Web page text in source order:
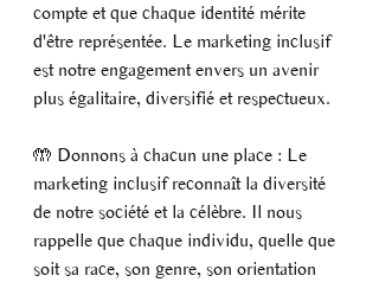
compte et que chaque identité mérite
d'être représentée. Le marketing inclusif
est notre engagement envers un avenir
plus égalitaire, diversifié et respectueux.
🤲 Donnons à chacun une place : Le
marketing inclusif reconnaît la diversité
de notre société et la célèbre. Il nous
rappelle que chaque individu, quelle que
soit sa race, son genre, son orientation